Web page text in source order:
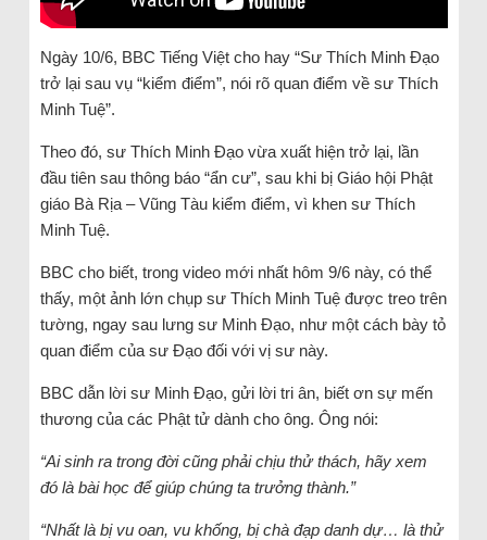
Ngày 10/6, BBC Tiếng Việt cho hay “Sư Thích Minh Đạo
trở lại sau vụ “kiểm điểm”, nói rõ quan điểm về sư Thích
Minh Tuệ”.
Theo đó, sư Thích Minh Đạo vừa xuất hiện trở lại, lần
đầu tiên sau thông báo “ẩn cư”, sau khi bị Giáo hội Phật
giáo Bà Rịa – Vũng Tàu kiểm điểm, vì khen sư Thích
Minh Tuệ.
BBC cho biết, trong video mới nhất hôm 9/6 này, có thể
thấy, một ảnh lớn chụp sư Thích Minh Tuệ được treo trên
tường, ngay sau lưng sư Minh Đạo, như một cách bày tỏ
quan điểm của sư Đạo đối với vị sư này.
BBC dẫn lời sư Minh Đạo, gửi lời tri ân, biết ơn sự mến
thương của các Phật tử dành cho ông. Ông nói:
“Ai sinh ra trong đời cũng phải chịu thử thách, hãy xem
đó là bài học để giúp chúng ta trưởng thành.”
“Nhất là bị vu oan, vu khống, bị chà đạp danh dự… là thử